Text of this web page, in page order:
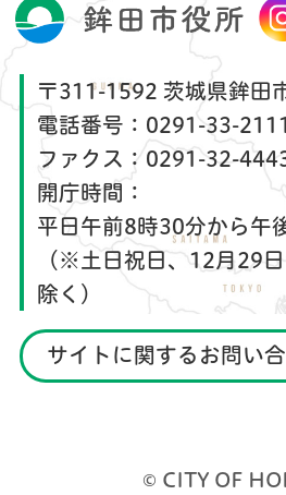
〒311-1592 茨城県鉾田
電話番号： 0291-33-
ファクス： 0291-32-
開庁時間：
平日午前8時30分から午
（※土日祝日、12月29
除く）
サイトに関するお問い
© CITY OF